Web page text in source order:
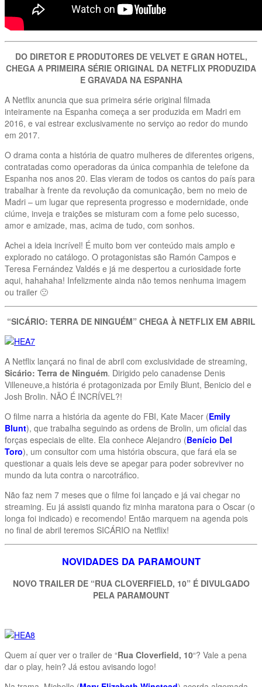
DO DIRETOR E PRODUTORES DE VELVET E GRAN HOTEL,
CHEGA A PRIMEIRA SÉRIE ORIGINAL DA NETFLIX PRODUZIDA
E GRAVADA NA ESPANHA
A Netflix anuncia que sua primeira série original filmada
inteiramente na Espanha começa a ser produzida em Madri em
2016, e vai estrear exclusivamente no serviço ao redor do mundo
em 2017.
O drama conta a história de quatro mulheres de diferentes origens,
contratadas como operadoras da única companhia de telefone da
Espanha nos anos 20. Elas vieram de todos os cantos do país para
trabalhar à frente da revolução da comunicação, bem no meio de
Madri – um lugar que representa progresso e modernidade, onde
ciúme, inveja e traições se misturam com a fome pelo sucesso,
amor e amizade, mas, acima de tudo, com sonhos.
Achei a ideia incrível! É muito bom ver conteúdo mais amplo e
explorado no catálogo. O protagonistas são Ramón Campos e
Teresa Fernández Valdés e já me despertou a curiosidade forte
aqui, hahahaha! Infelizmente ainda não temos nenhuma imagem
ou trailer 🙁
“SICÁRIO: TERRA DE NINGUÉM” CHEGA À NETFLIX EM ABRIL
A Netflix lançará no final de abril com exclusividade de streaming,
Sicário: Terra de Ninguém. Dirigido pelo canadense Denis
Villeneuve,a história é protagonizada por Emily Blunt, Benicio del e
Josh Brolin. NÃO É INCRÍVEL?!
O filme narra a história da agente do FBI, Kate Macer (Emily
Blunt), que trabalha seguindo as ordens de Brolin, um oficial das
forças especiais de elite. Ela conhece Alejandro (Benício Del
Toro), um consultor com uma história obscura, que fará ela se
questionar a quais leis deve se apegar para poder sobreviver no
mundo da luta contra o narcotráfico.
Não faz nem 7 meses que o filme foi lançado e já vai chegar no
streaming. Eu já assisti quando fiz minha maratona para o Oscar (o
longa foi indicado) e recomendo! Então marquem na agenda pois
no final de abril teremos SICÁRIO na Netflix!
NOVIDADES DA PARAMOUNT
NOVO TRAILER DE “RUA CLOVERFIELD, 10” É DIVULGADO
PELA PARAMOUNT
Quem aí quer ver o trailer de “Rua Cloverfield, 10“? Vale a pena
dar o play, hein? Já estou avisando logo!